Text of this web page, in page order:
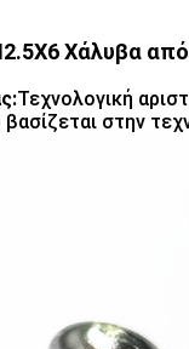
Χάλυβα
Τεχνολογική
στην